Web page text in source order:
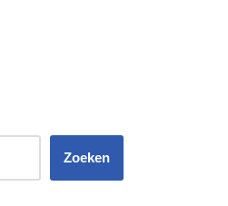
Zoeken